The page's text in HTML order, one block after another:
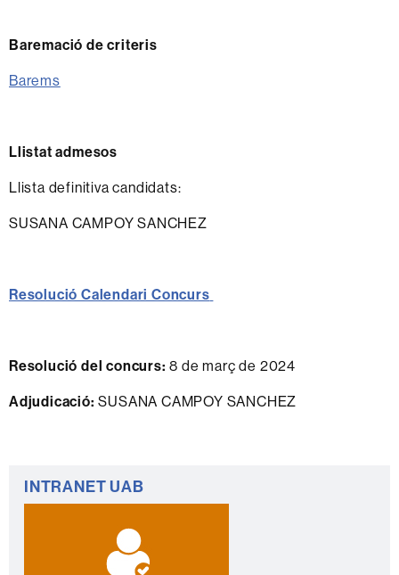
Baremació de criteris
Barems
Llistat admesos
Llista definitiva candidats:
SUSANA CAMPOY SANCHEZ
Resolució Calendari Concurs
Resolució del concurs:8 de març de 2024
Adjudicació:SUSANA CAMPOY SANCHEZ
Informació
complementària
INTRANET UAB